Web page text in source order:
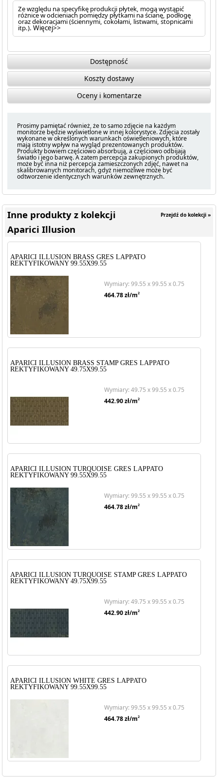
Ze względu na specyfikę produkcji płytek, mogą wystąpić
różnice w odcieniach pomiędzy płytkami na ścianę, podłogę
oraz dekoracjami (ściennymi, cokołami, listwami, stopnicami
itp.).Więcej>>
Dostępność
Koszty dostawy
Oceny i komentarze
Prosimy pamiętać również, że to samo zdjęcie na każdym
monitorze będzie wyświetlone w innej kolorystyce. Zdjęcia zostały
wykonane w określonych warunkach oświetleniowych, które
mają istotny wpływ na wygląd prezentowanych produktów.
Produkty bowiem częściowo absorbują, a częściowo odbijają
światło i jego barwę. A zatem percepcja zakupionych produktów,
może być inna niż percepcja zamieszczonych zdjęć, nawet na
skalibrowanych monitorach, gdyż niemożliwe może być
odtworzenie identycznych warunków zewnętrznych.
Przejdź do kolekcji »
Inne produkty z kolekcji
Aparici Illusion
APARICI ILLUSION BRASS GRES LAPPATO
REKTYFIKOWANY 99.55X99.55
Wymiary: 99.55 x 99.55 x 0.75
464.78zł/m2
APARICI ILLUSION BRASS STAMP GRES LAPPATO
REKTYFIKOWANY 49.75X99.55
Wymiary: 49.75 x 99.55 x 0.75
442.90zł/m2
APARICI ILLUSION TURQUOISE GRES LAPPATO
REKTYFIKOWANY 99.55X99.55
Wymiary: 99.55 x 99.55 x 0.75
464.78zł/m2
APARICI ILLUSION TURQUOISE STAMP GRES LAPPATO
REKTYFIKOWANY 49.75X99.55
Wymiary: 49.75 x 99.55 x 0.75
442.90zł/m2
APARICI ILLUSION WHITE GRES LAPPATO
REKTYFIKOWANY 99.55X99.55
Wymiary: 99.55 x 99.55 x 0.75
464.78zł/m2